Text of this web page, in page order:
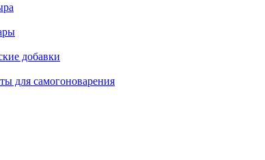
добавки
для самогоноварения